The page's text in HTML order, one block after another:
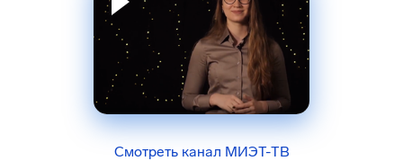
Смотреть канал МИЭТ-ТВ